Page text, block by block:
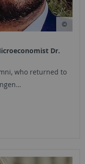
Dr.
who returned to